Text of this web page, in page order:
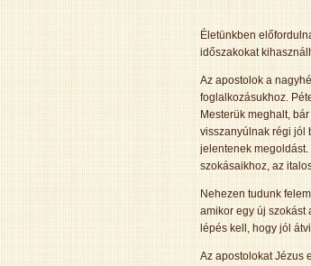
Életünkben
időszakokat
Az apostolok a
foglalkozásukhoz.
Mesterük meghalt,
visszanyúlnak régi jól
jelentenek
szokásaikhoz, az
Nehezen tudunk
amikor egy új szokást
lépés kell, hogy jól
Az apostolokat Jézus